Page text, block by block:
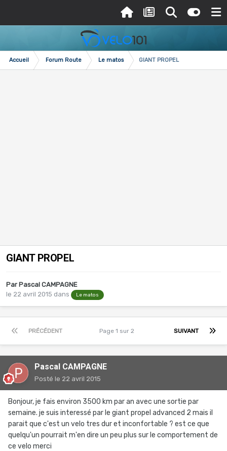
Accueil Forum Route Le matos GIANT PROPEL
GIANT PROPEL
Par Pascal CAMPAGNE
le 22 avril 2015 dans Le matos
PRÉCÉDENT SUIVANT
Page 1 sur 2
Pascal CAMPAGNE
Posté le 22 avril 2015
Bonjour, je fais environ 3500 km par an avec une sortie par
semaine. je suis interessé par le giant propel advanced 2 mais il
parait que c'est un velo tres dur et inconfortable ? est ce que
quelqu'un pourrait m'en dire un peu plus sur le comportement de
ce velo merci